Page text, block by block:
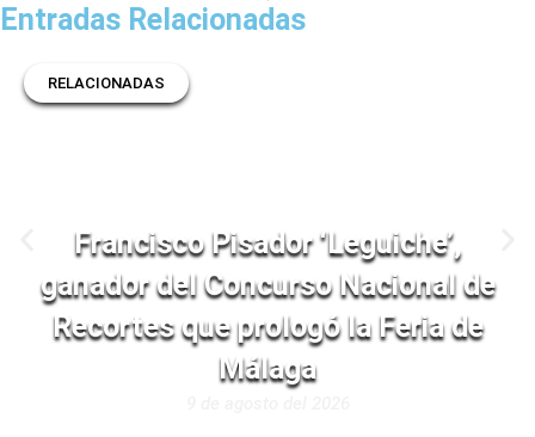
Entradas Relacionadas
RELACIONADAS
Francisco Pisador ‘Leguiche’,
ganador del Concurso Nacional de
Recortes que prologó la Feria de
Málaga